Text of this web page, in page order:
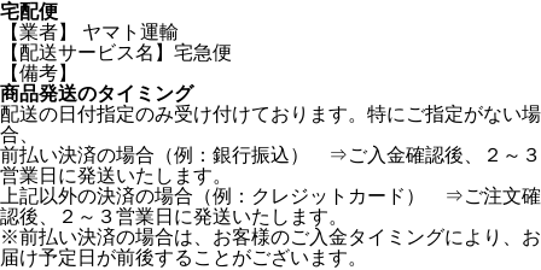
宅配便
【業者】 ヤマト運輸
【配送サービス名】宅急便
【備考】
商品発送のタイミング
配送の日付指定のみ受け付けております。特にご指定がない場
合、
前払い決済の場合（例：銀行振込） ⇒ご入金確認後、２～３
営業日に発送いたします。
上記以外の決済の場合（例：クレジットカード） ⇒ご注文確
認後、２～３営業日に発送いたします。
※前払い決済の場合は、お客様のご入金タイミングにより、お
届け予定日が前後することがございます。